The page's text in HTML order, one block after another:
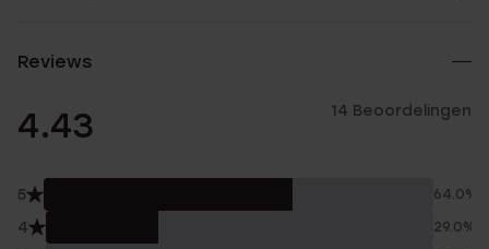
Reviews
4.43 14 Beoordelingen
5 64.0%
4 29.0%